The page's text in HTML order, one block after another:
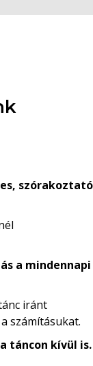
szórakoztató
a mindennapi
iránt
számításukat.
táncon kívül is.